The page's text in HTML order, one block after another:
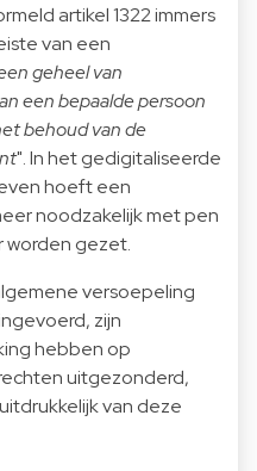
artikel 1322 immers
van een
geheel van
een bepaalde persoon
behoud van de
". In het gedigitaliseerde
hoeft een
noodzakelijk met pen
worden gezet.
versoepeling
zijn
hebben op
uitgezonderd,
van deze